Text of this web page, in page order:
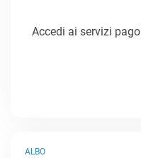
Accedi ai servizi
ALBO